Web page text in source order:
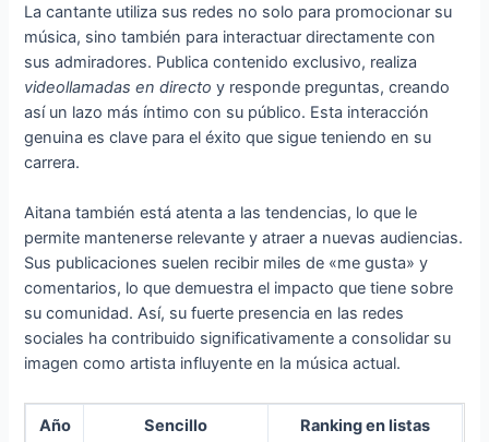
La cantante utiliza sus redes no solo para promocionar su
música, sino también para interactuar directamente con
sus admiradores. Publica contenido exclusivo, realiza
videollamadas en directo y responde preguntas, creando
así un lazo más íntimo con su público. Esta interacción
genuina es clave para el éxito que sigue teniendo en su
carrera.
Aitana también está atenta a las tendencias, lo que le
permite mantenerse relevante y atraer a nuevas audiencias.
Sus publicaciones suelen recibir miles de «me gusta» y
comentarios, lo que demuestra el impacto que tiene sobre
su comunidad. Así, su fuerte presencia en las redes
sociales ha contribuido significativamente a consolidar su
imagen como artista influyente en la música actual.
Año Sencillo Ranking en listas